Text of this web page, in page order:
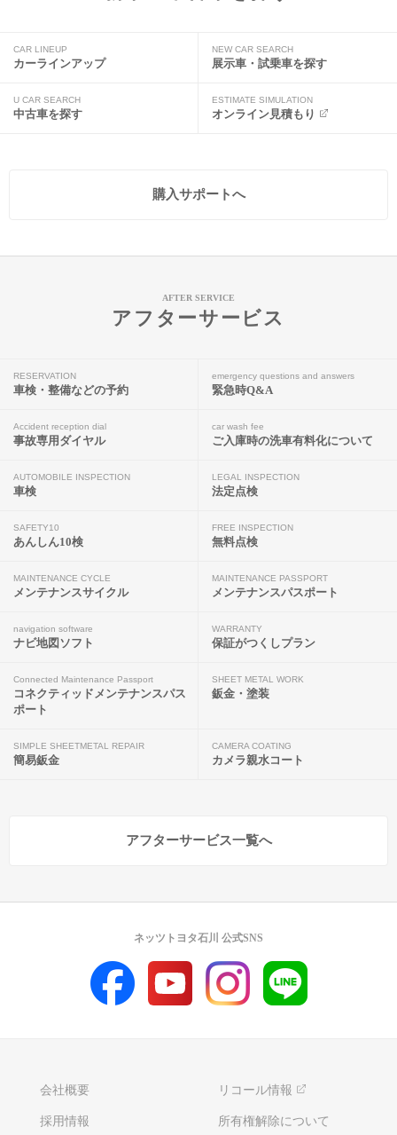
CAR LINEUP
カーラインアップ
NEW CAR SEARCH
展示車・試乗車を探す
U CAR SEARCH
中古車を探す
ESTIMATE SIMULATION
オンライン見積もり
購入サポートへ
AFTER SERVICE
アフターサービス
RESERVATION
車検・整備などの予約
emergency questions and answers
緊急時Q&A
Accident reception dial
事故専用ダイヤル
car wash fee
ご入庫時の洗車有料化について
AUTOMOBILE INSPECTION
車検
LEGAL INSPECTION
法定点検
SAFETY10
あんしん10検
FREE INSPECTION
無料点検
MAINTENANCE CYCLE
メンテナンスサイクル
MAINTENANCE PASSPORT
メンテナンスパスポート
navigation software
ナビ地図ソフト
WARRANTY
保証がつくしプラン
Connected Maintenance Passport
コネクティッドメンテナンスパス
ポート
SHEET METAL WORK
鈑金・塗装
SIMPLE SHEETMETAL REPAIR
簡易鈑金
CAMERA COATING
カメラ親水コート
アフターサービス一覧へ
会社概要 リコール情報
採用情報 所有権解除について
ネッツトヨタ石川 公式SNS